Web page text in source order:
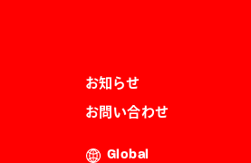
お知らせ
お問い合わせ
Global